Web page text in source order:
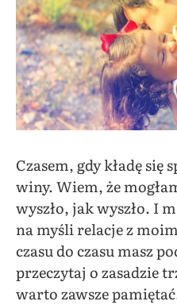
Czasem, gdy kładę się
winy. Wiem, że
wyszło, jak wyszło. I
na myśli relacje z
czasu do czasu masz
przeczytaj o zasadzie
warto zawsze